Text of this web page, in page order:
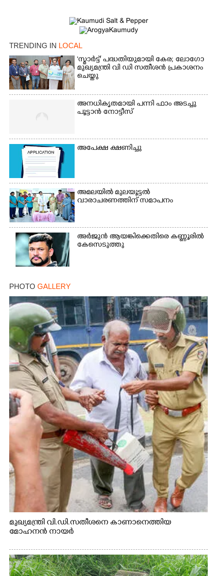
TRENDING IN LOCAL
'സ്മാർട്ട്' പദ്ധതിയുമായി കേര; ലോഗോ
മുഖ്യമന്ത്രി വി ഡി സതീശൻ പ്രകാശനം
ചെയ്തു
അനധികൃതമായി പന്നി ഫാം അടച്ചു
പൂട്ടാൻ നോട്ടീസ്
അപേക്ഷ ക്ഷണിച്ചു
അമലയിൽ മുലയൂട്ടൽ
വാരാചരണത്തിന് സമാപനം
അർജുൻ ആയങ്കിക്കെതിരെ കണ്ണൂരിൽ
കേസെടുത്തു
PHOTO GALLERY
മുഖ്യമന്ത്രി വി.ഡി.സതീശനെ കാണാനെത്തിയ
മോഹനൻ നായർ
Share this link
Copy Link